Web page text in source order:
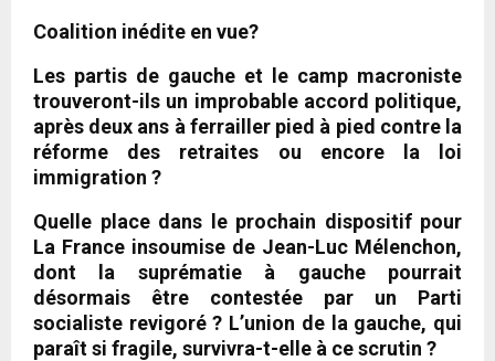
Coalition inédite en vue?
Les partis de gauche et le camp macroniste
trouveront-ils un improbable accord politique,
après deux ans à ferrailler pied à pied contre la
réforme des retraites ou encore la loi
immigration ?
Quelle place dans le prochain dispositif pour
La France insoumise de Jean-Luc Mélenchon,
dont la suprématie à gauche pourrait
désormais être contestée par un Parti
socialiste revigoré ? L’union de la gauche, qui
paraît si fragile, survivra-t-elle à ce scrutin ?